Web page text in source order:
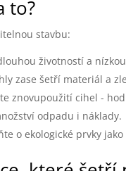
to?
stavbu:
životností a
zase šetří materiál a
znovupoužití cihel -
odpadu i náklady.
o ekologické prvky